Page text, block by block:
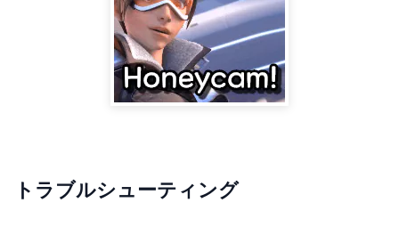
トラブルシューティング